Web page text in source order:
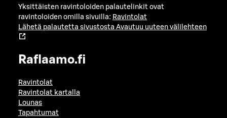
Yksittäisten ravintoloiden palautelinkit ovat
ravintoloiden omilla sivuilla: Ravintolat
Lähetä palautetta sivustosta Avautuu uuteen välilehteen
Raflaamo.fi
Ravintolat
Ravintolat kartalla
Lounas
Tapahtumat